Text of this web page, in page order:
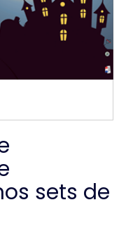
sets de